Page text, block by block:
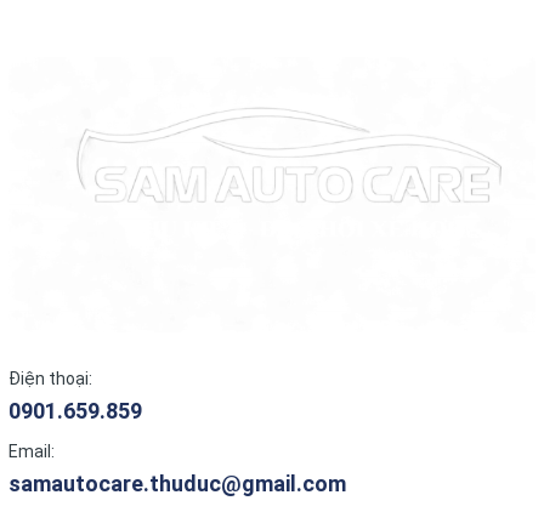
Điện thoại:
0901.659.859
Email:
samautocare.thuduc@gmail.com